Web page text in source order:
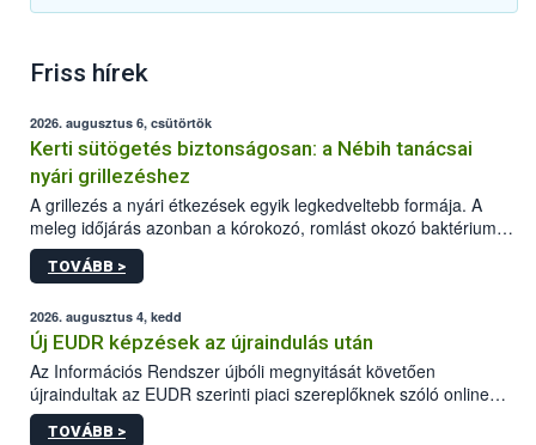
Friss hírek
2026. augusztus 6, csütörtök
Kerti sütögetés biztonságosan: a Nébih tanácsai
nyári grillezéshez
A grillezés a nyári étkezések egyik legkedveltebb formája. A
meleg időjárás azonban a kórokozó, romlást okozó baktériumok
gyorsabb szaporodásának is kedvez. A szabadtéri sütögetés
ezért nem csupán a megfelelő sütési technikáról szól: legalább
higiéniai szabályok betartása, a megfelelő hőkezelés, valamint a
maradékok szakszerű tárolása. A Nemzeti Élelmiszerlánc-
biztonsági Hivatal (Nébih) Oktatási Programja összegyűjtötte a
biztonságos grillezés legfontosabb tudnivalóit.
TOVÁBB >
2026. augusztus 4, kedd
Új EUDR képzések az újraindulás után
Az Információs Rendszer újbóli megnyitását követően
újraindultak az EUDR szerinti piaci szereplőknek szóló online
képzések.
TOVÁBB >